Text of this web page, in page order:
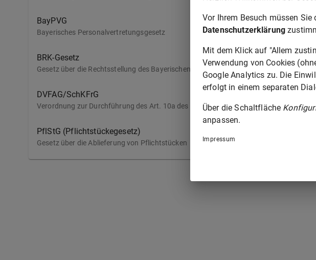
BayPVG
Bayerisches Personalvertretungsgesetz
BRK-Gesetz
Gesetz über die Rechtsstellung des Bayerischen Roten Kreuzes
DVFAG/SchKFrG
Verordnung zur Durchführung des Art. 10a des Finanzausgleichsgesetzes und des
PflStG (Pflichtstückegesetz)
Gesetz über die Ablieferung von Pflichtstücken
Vor Ihrem Besuch müssen Sie
Datenschutzerklärung
Mit dem Klick auf "Allem
Verwendung von Cookies
Google Analytics zu. Die
erfolgt in einem separaten
Über die Schaltfläche
anpassen.
Impressum